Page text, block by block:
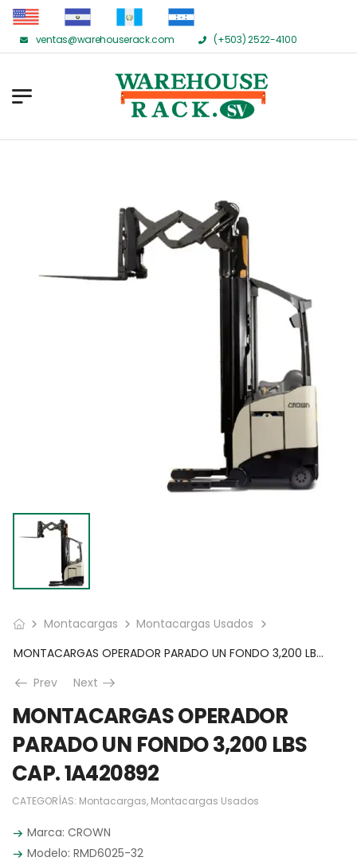
ventas@warehouserack.com (+503) 2522-4100
Montacargas
Montacargas Usados
MONTACARGAS OPERADOR PARADO UN FONDO 3,200 LBS CAP. 1A420892
Prev
Next
MONTACARGAS OPERADOR
PARADO UN FONDO 3,200 LBS
CAP. 1A420892
CATEGORÍAS: Montacargas, Montacargas Usados
Marca: CROWN
Modelo: RMD6025-32